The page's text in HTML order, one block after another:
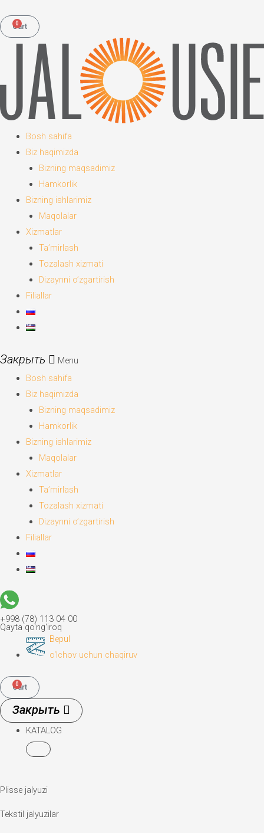
0
Cart
Bosh sahifa
Biz haqimizda
Bizning maqsadimiz
Hamkorlik
Bizning ishlarimiz
Maqolalar
Xizmatlar
Ta’mirlash
Tozalash xizmati
Dizaynni o’zgartirish
Filiallar
Menu
Bosh sahifa
Biz haqimizda
Bizning maqsadimiz
Hamkorlik
Bizning ishlarimiz
Maqolalar
Xizmatlar
Ta’mirlash
Tozalash xizmati
Dizaynni o’zgartirish
Filiallar
+998 (78) 113 04 00
Qayta qo‘ng‘iroq
Bepul
o‘lchov uchun chaqiruv
0
Cart
KATALOG
Plisse jalyuzi
Tekstil jalyuzilar